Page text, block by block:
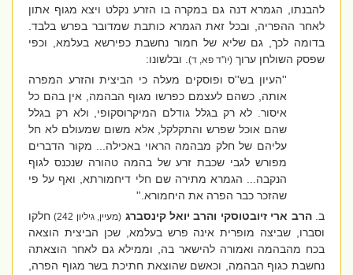
להבנתו, הגמרא דנה גם במקרה בו הזרע נקלט ויצא מגוף אתון
לאחר ההפריה, ובכל זאת הגמרא כותבת שמדובר בפרש בלבד.
בדומה לכך, גם שליא של חמור נחשבת כפירשא בעלמא, וכפי
שפסק השולחן ערוך(יו''ד פא, ד) . ובלשונו:
''העיון בש''ס ופוסקים מעלה כי הביצית והזרע המפרה
אותה, כשהם לעצמם כפרשו מגוף הבהמה, אין בהם כל
איסור. לא רק בגלל גודלם המיקרוסקופי, ולא רק בגלל
שהם אוכל שפרש והתקלקל, אלא משום שמעולם לא חל
עליהם של חלק מבהמה הראוי באכילה... מקור הדברים
מפורש לגבי שכבת זרע של בהמה טהורה שנכנס לגוף
הנקבה... הגמרא מתירה שם חלי דיחמורתא, ואף על פי
שהזכר כבר הפרה את היחמורא.''
ב.הרב ארי זיובטוסקי והרב יואל קינסברג(מעיין, גיליון 242)
חלקו
וסברו, שביצה מופרית אינה פרש בעלמא, שכן הביצית הוצאה
בכח מהבהמה ואמורה להישאר בה, וממילא גם לאחר הוצאתה
נחשבת כגוף הבהמה, וכאשם שהוצאת חתיכת בשר מגוף הפרה,